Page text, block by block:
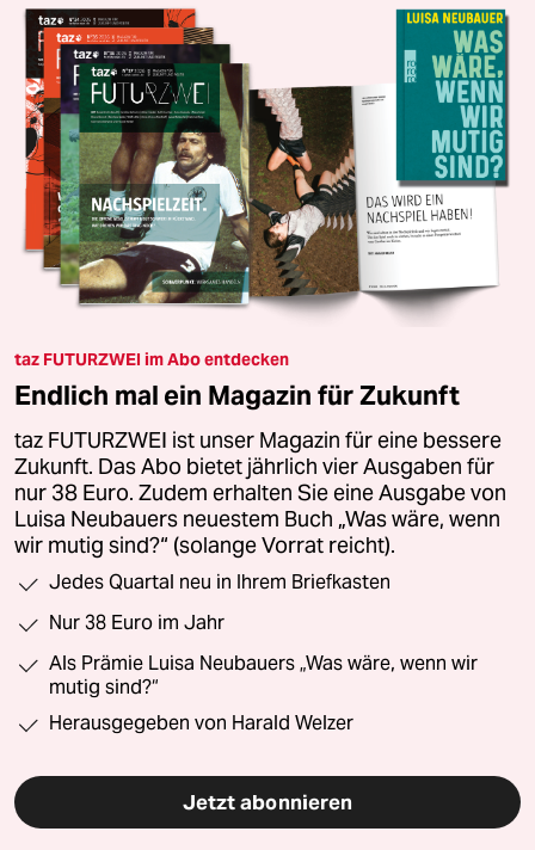
taz FUTURZWEI im Abo entdecken
Endlich mal ein Magazin für Zukunft
taz FUTURZWEI ist unser Magazin für eine bessere
Zukunft. Das Abo bietet jährlich vier Ausgaben für
nur 38 Euro. Zudem erhalten Sie eine Ausgabe von
Luisa Neubauers neuestem Buch „Was wäre, wenn
wir mutig sind?“ (solange Vorrat reicht).
Jedes Quartal neu in Ihrem Briefkasten
Nur 38 Euro im Jahr
Als Prämie Luisa Neubauers „Was wäre, wenn wir
mutig sind?“
Herausgegeben von Harald Welzer
Jetzt abonnieren